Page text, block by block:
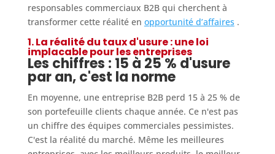
responsables commerciaux B2B qui cherchent à
transformer cette réalité en opportunité d’affaires .
1. La réalité du taux d'usure : une loi
implacable pour les entreprises
Les chiffres : 15 à 25 % d'usure
par an, c'est la norme
En moyenne, une entreprise B2B perd 15 à 25 % de
son portefeuille clients chaque année. Ce n'est pas
un chiffre des équipes commerciales pessimistes.
C'est la réalité du marché. Même les meilleures